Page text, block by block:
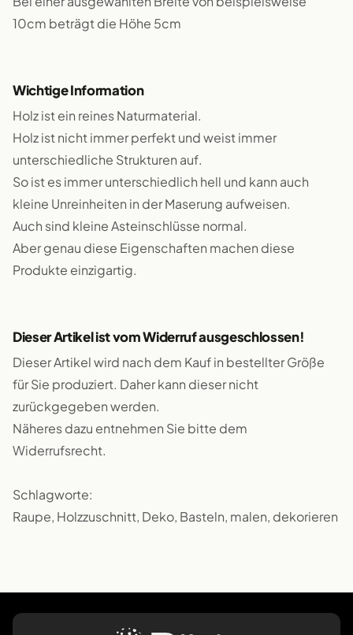
10cm beträgt die Höhe 5cm
Wichtige Information
Holz ist ein reines Naturmaterial.
Holz ist nicht immer perfekt und weist immer
unterschiedliche Strukturen auf.
So ist es immer unterschiedlich hell und kann auch
kleine Unreinheiten in der Maserung aufweisen.
Auch sind kleine Asteinschlüsse normal.
Aber genau diese Eigenschaften machen diese
Produkte einzigartig.
Dieser Artikel ist vom Widerruf ausgeschlossen!
Dieser Artikel wird nach dem Kauf in bestellter Größe
für Sie produziert. Daher kann dieser nicht
zurückgegeben werden.
Näheres dazu entnehmen Sie bitte dem
Widerrufsrecht.
Schlagworte:
Raupe, Holzzuschnitt, Deko, Basteln, malen, dekorieren